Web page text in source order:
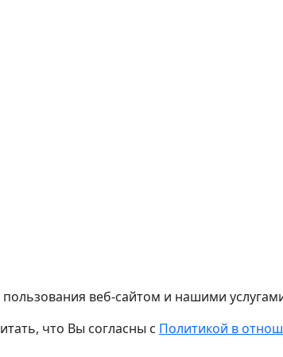
веб-сайтом и нашими
что Вы согласны с Политикой в